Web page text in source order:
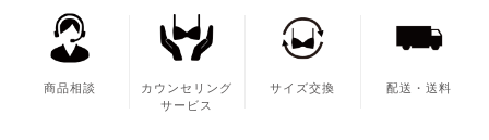
商品相談
カウンセリング
サービス
サイズ交換 配送・送料